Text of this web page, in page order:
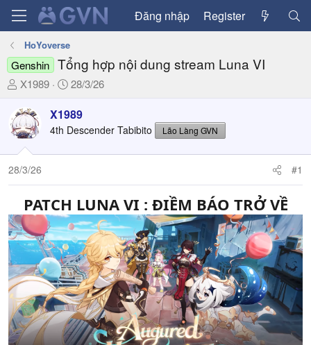
Đăng nhập Register
HoYoverse
Genshin Tổng hợp nội dung stream Luna VI
T
r
e
a
d
s
t
r
t
e
X1989
N
à
y
ử
28/3/26
X1989
4th Descender Tabibito Lão Làng GVN
28/3/26 #1
PATCH LUNA VI : ĐIỀM BÁO TRỞ VỀ